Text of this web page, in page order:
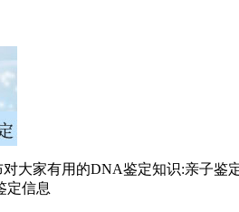
大家有用的DNA鉴定知识:亲子
定信息